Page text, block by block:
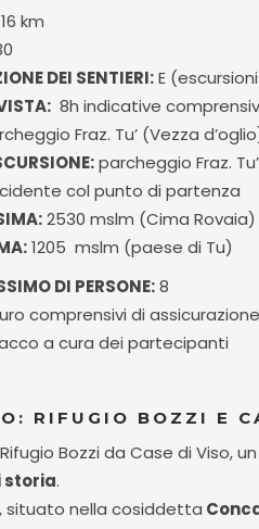
16 km
DEI SENTIERI:E
8h indicative
Fraz. Tu’ (Vezza
parcheggio Fraz.
col punto di partenza
2530 mslm (Cima Rovaia)
1205 mslm (paese di Tu)
DI PERSONE:8
comprensivi di
a cura dei partecipanti
RIFUGIO BOZZI E
Bozzi da Case di Viso, un
storia.
situato nella cosiddetta